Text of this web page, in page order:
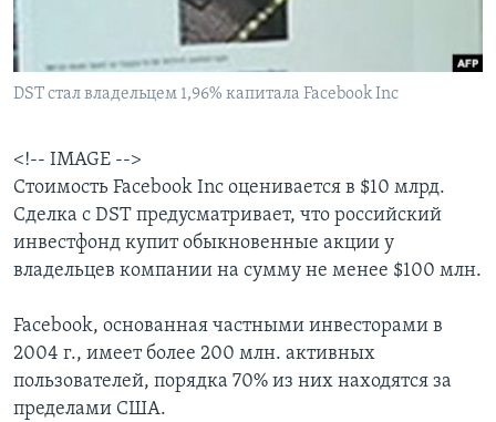
СОЦИАЛЬНЫЕ СЕТИ
Языки
DST стал владельцем 1,96% капитала Facebook Inc
<!-- IMAGE -->
Стоимость Facebook Inc оценивается в $10 млрд.
Сделка с DST предусматривает, что российский
инвестфонд купит обыкновенные акции у
владельцев компании на сумму не менее $100 млн.
Facebook, основанная частными инвесторами в
2004 г., имеет более 200 млн. активных
пользователей, порядка 70% из них находятся за
пределами США.